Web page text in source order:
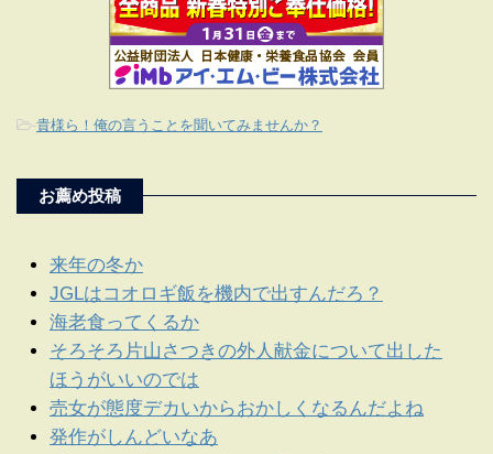
-貴様ら！俺の言うことを聞いてみませんか？
お薦め投稿
来年の冬か
JGLはコオロギ飯を機内で出すんだろ？
海老食ってくるか
そろそろ片山さつきの外人献金について出した
ほうがいいのでは
売女が態度デカいからおかしくなるんだよね
発作がしんどいなあ